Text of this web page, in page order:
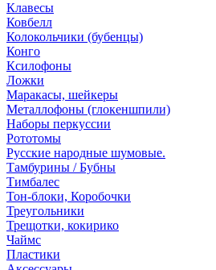
Клавесы
Ковбелл
Колокольчики (бубенцы)
Конго
Ксилофоны
Ложки
Маракасы, шейкеры
Металлофоны (глокеншпили)
Наборы перкуссии
Рототомы
Русские народные шумовые.
Тамбурины / Бубны
Тимбалес
Тон-блоки, Коробочки
Треугольники
Трещотки, кокирико
Чаймс
Пластики